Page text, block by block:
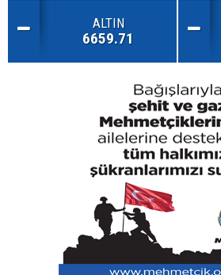
ALTIN
6659.71